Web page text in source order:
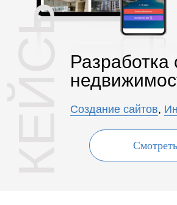
Разработка
Создание сайтов,